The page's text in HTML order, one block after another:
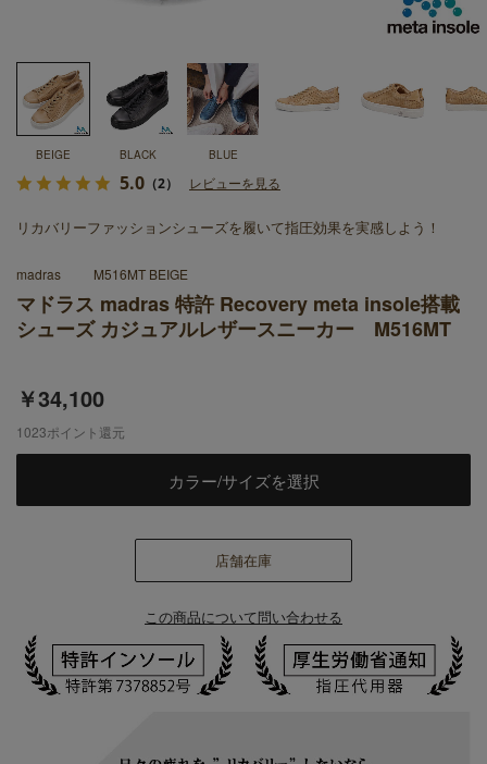
BEIGE BLACK BLUE
マドラス madras 特許 Recovery meta insole搭載
シューズ カジュアルレザースニーカー M516MT
5.0 （2） レビューを見る
リカバリーファッションシューズを履いて指圧効果を実感しよう！
￥34,100
madras M516MT BEIGE
1023ポイント還元
カラー/サイズを選択
店舗在庫
この商品について問い合わせる